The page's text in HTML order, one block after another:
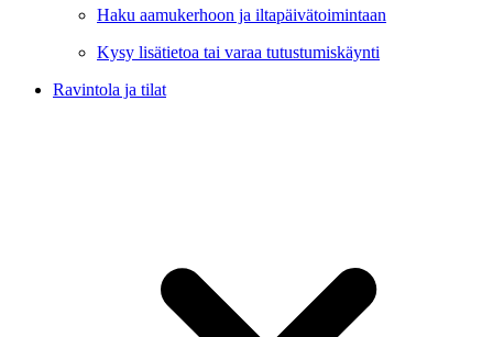
Haku aamukerhoon ja iltapäivätoimintaan
Kysy lisätietoa tai varaa tutustumiskäynti
Ravintola ja tilat